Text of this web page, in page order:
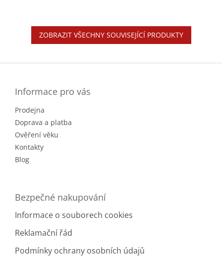
ZOBRAZIT VŠECHNY SOUVISEJÍCÍ PRODUKTY
Informace pro vás
Prodejna
Doprava a platba
Ověření věku
Kontakty
Blog
Bezpečné nakupování
Informace o souborech cookies
Reklamační řád
Podmínky ochrany osobních údajů